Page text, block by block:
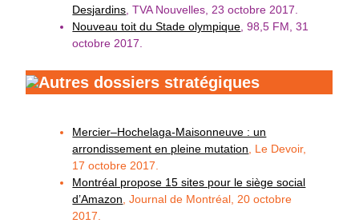
Desjardins , TVA Nouvelles, 23 octobre 2017.
Nouveau toit du Stade olympique , 98,5 FM, 31
octobre 2017.
Autres dossiers stratégiques
Mercier–Hochelaga-Maisonneuve : un
arrondissement en pleine mutation , Le Devoir,
17 octobre 2017.
Montréal propose 15 sites pour le siège social
d’Amazon , Journal de Montréal, 20 octobre
2017.